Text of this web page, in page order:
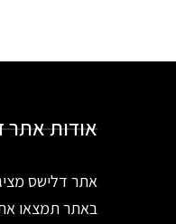
אודות אתר
אתר דלישס
באתר תמצאו את